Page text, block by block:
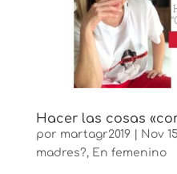
Hacer las cosas
por martagr2019| Nov
madres?, En femenino